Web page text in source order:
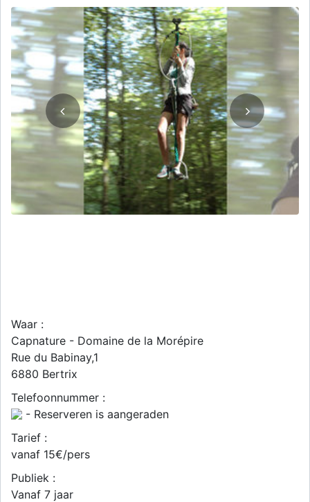
Waar :
Capnature - Domaine de la Morépire
Rue du Babinay,1
6880 Bertrix
Telefoonnummer :
- Reserveren is aangeraden
Tarief :
vanaf 15€/pers
Publiek :
Vanaf 7 jaar